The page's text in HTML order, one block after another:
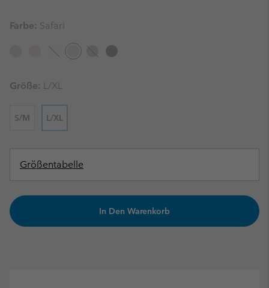
Farbe: Safari
Größe: L/XL
S/M L/XL
Größentabelle
In Den Warenkorb